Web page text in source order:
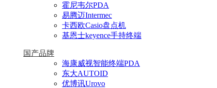
霍尼韦尔PDA
易腾迈Intermec
卡西欧Casio盘点机
基恩士keyence手持终端
国产品牌
海康威视智能终端PDA
东大AUTOID
优博讯Urovo